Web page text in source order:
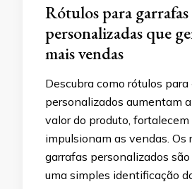
Rótulos para garrafas
personalizadas que
mais vendas
Descubra como rótulos para
personalizados aumentam
valor do produto, fortalecem
impulsionam as vendas. Os
garrafas personalizados são
uma simples identificação